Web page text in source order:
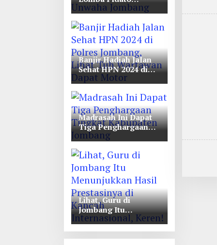
Bahasa Arab se Jawa
Unwaha Jombang
Banjir Hadiah Jalan
Sehat HPN 2024 di
Polres Jombang,
Dapat Motor
Madrasah Ini Dapat
Tiga Penghargaan
Tingkat Kabupaten
Lihat, Guru di
Jombang Itu
Menunjukkan Hasil
Prestasinya di
Kancah